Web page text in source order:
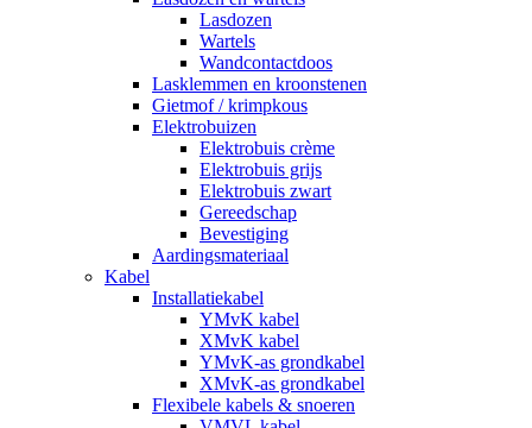
Lasdozen
Wartels
Wandcontactdoos
Lasklemmen en kroonstenen
Gietmof / krimpkous
Elektrobuizen
Elektrobuis crème
Elektrobuis grijs
Elektrobuis zwart
Gereedschap
Bevestiging
Aardingsmateriaal
Kabel
Installatiekabel
YMvK kabel
XMvK kabel
YMvK-as grondkabel
XMvK-as grondkabel
Flexibele kabels & snoeren